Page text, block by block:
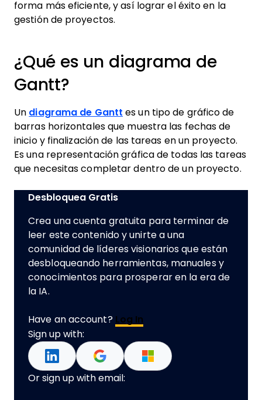
forma más eficiente, y así lograr el éxito en la
gestión de proyectos.
¿Qué es un diagrama de
Gantt?
Un diagrama de Gantt es un tipo de gráfico de
barras horizontales que muestra las fechas de
inicio y finalización de las tareas en un proyecto.
Es una representación gráfica de todas las tareas
que necesitas completar dentro de un proyecto.
Desbloquea Gratis
Crea una cuenta gratuita para terminar de
leer este contenido y unirte a una
comunidad de líderes visionarios que están
desbloqueando herramientas, manuales y
conocimientos para prosperar en la era de
la IA.
Have an account? Log In
Sign up with:
Or sign up with email: